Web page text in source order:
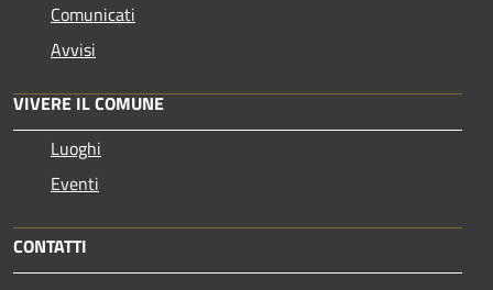
Comunicati
Avvisi
VIVERE IL COMUNE
Luoghi
Eventi
CONTATTI